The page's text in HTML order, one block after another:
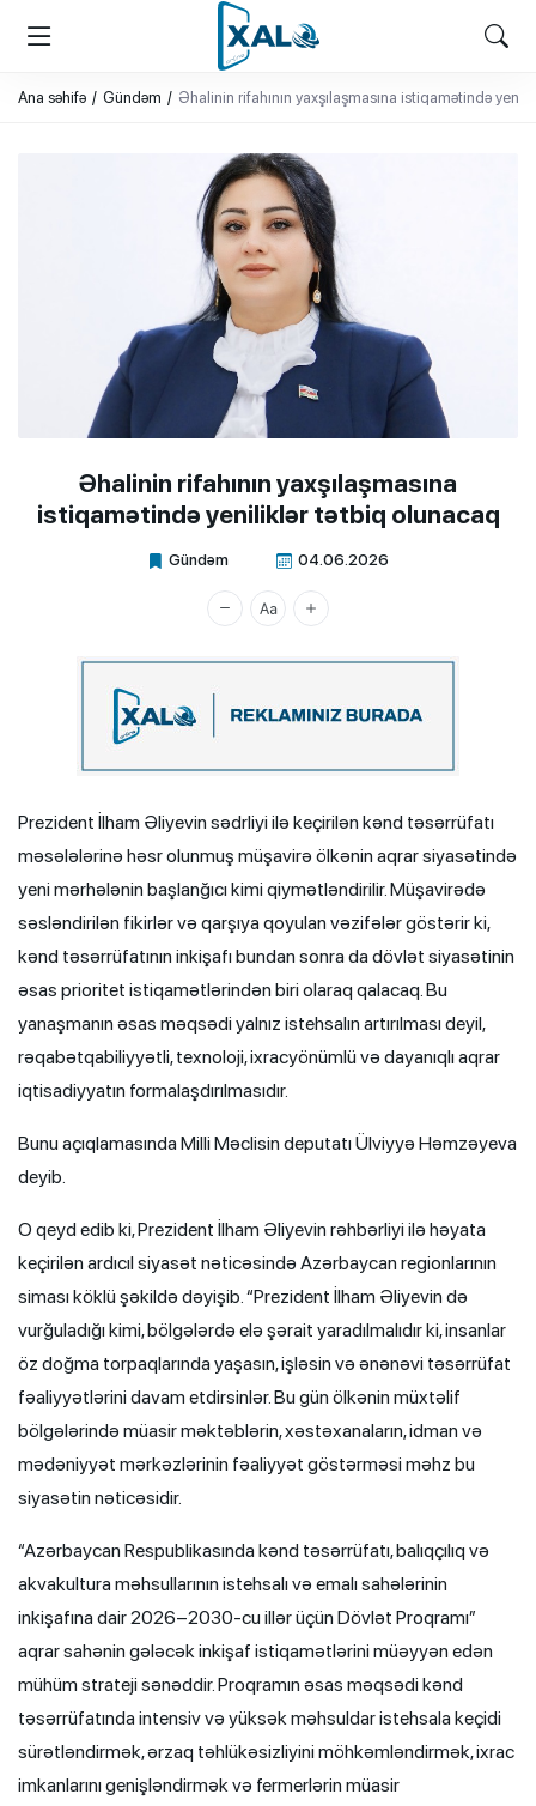
XALQ.ONLINE
ONLAYN PLATFORMA
Ana səhifə Gündəm Əhalinin rifahının yaxşılaşmasına istiqamətində
Əhalinin rifahının yaxşılaşmasına
istiqamətində yeniliklər tətbiq olunacaq
Gündəm 04.06.2026
Xalq.Online
Prezident İlham Əliyevin sədrliyi ilə keçirilən kənd təsərrüfatı
məsələlərinə həsr olunmuş müşavirə ölkənin aqrar siyasətində
yeni mərhələnin başlanğıcı kimi qiymətləndirilir. Müşavirədə
səsləndirilən fikirlər və qarşıya qoyulan vəzifələr göstərir ki,
kənd təsərrüfatının inkişafı bundan sonra da dövlət siyasətinin
əsas prioritet istiqamətlərindən biri olaraq qalacaq. Bu
yanaşmanın əsas məqsədi yalnız istehsalın artırılması deyil,
rəqabətqabiliyyətli, texnoloji, ixracyönümlü və dayanıqlı aqrar
iqtisadiyyatın formalaşdırılmasıdır.
Bunu açıqlamasında Milli Məclisin deputatı Ülviyyə Həmzəyeva
deyib.
O qeyd edib ki, Prezident İlham Əliyevin rəhbərliyi ilə həyata
keçirilən ardıcıl siyasət nəticəsində Azərbaycan regionlarının
siması köklü şəkildə dəyişib. “Prezident İlham Əliyevin də
vurğuladığı kimi, bölgələrdə elə şərait yaradılmalıdır ki, insanlar
öz doğma torpaqlarında yaşasın, işləsin və ənənəvi təsərrüfat
fəaliyyətlərini davam etdirsinlər. Bu gün ölkənin müxtəlif
bölgələrində müasir məktəblərin, xəstəxanaların, idman və
mədəniyyət mərkəzlərinin fəaliyyət göstərməsi məhz bu
siyasətin nəticəsidir.
“Azərbaycan Respublikasında kənd təsərrüfatı, balıqçılıq və
akvakultura məhsullarının istehsalı və emalı sahələrinin
inkişafına dair 2026–2030-cu illər üçün Dövlət Proqramı”
aqrar sahənin gələcək inkişaf istiqamətlərini müəyyən edən
mühüm strateji sənəddir. Proqramın əsas məqsədi kənd
təsərrüfatında intensiv və yüksək məhsuldar istehsala keçidi
sürətləndirmək, ərzaq təhlükəsizliyini möhkəmləndirmək, ixrac
imkanlarını genişləndirmək və fermerlərin müasir